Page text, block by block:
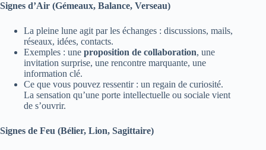
Signes d’Air (Gémeaux, Balance, Verseau)
La pleine lune agit par les échanges : discussions, mails,
réseaux, idées, contacts.
Exemples : une proposition de collaboration, une
invitation surprise, une rencontre marquante, une
information clé.
Ce que vous pouvez ressentir : un regain de curiosité.
La sensation qu’une porte intellectuelle ou sociale vient
de s’ouvrir.
Signes de Feu (Bélier, Lion, Sagittaire)